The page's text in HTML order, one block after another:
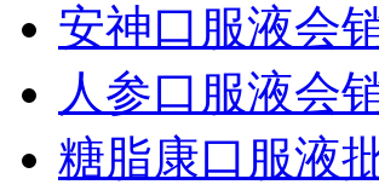
安神口服液会
人参口服液会
糖脂康口服液